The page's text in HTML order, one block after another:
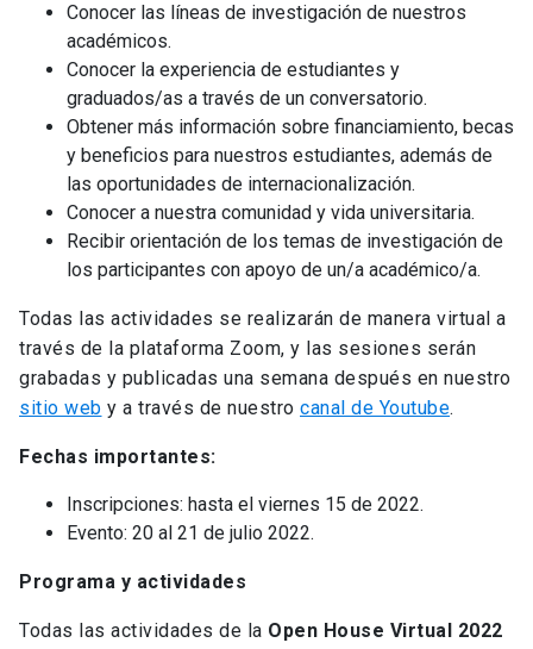
Conocer las líneas de investigación de nuestros
académicos.
Conocer la experiencia de estudiantes y
graduados/as a través de un conversatorio.
Obtener más información sobre financiamiento, becas
y beneficios para nuestros estudiantes, además de
las oportunidades de internacionalización.
Conocer a nuestra comunidad y vida universitaria.
Recibir orientación de los temas de investigación de
los participantes con apoyo de un/a académico/a.
Todas las actividades se realizarán de manera virtual a
través de la plataforma Zoom, y las sesiones serán
grabadas y publicadas una semana después en nuestro
sitio web y a través de nuestro canal de Youtube.
Fechas importantes:
Inscripciones: hasta el viernes 15 de 2022.
Evento: 20 al 21 de julio 2022.
Programa y actividades
Todas las actividades de la Open House Virtual 2022